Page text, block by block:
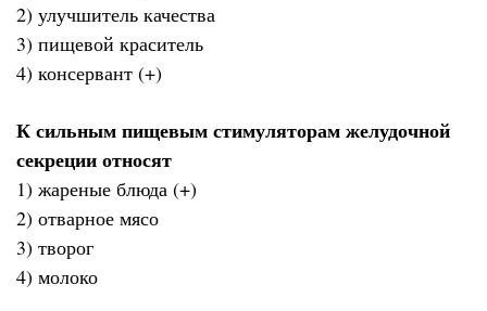
2) улучшитель качества
3) пищевой краситель
4) консервант (+)
К сильным пищевым стимуляторам желудочной
секреции относят
1) жареные блюда (+)
2) отварное мясо
3) творог
4) молоко